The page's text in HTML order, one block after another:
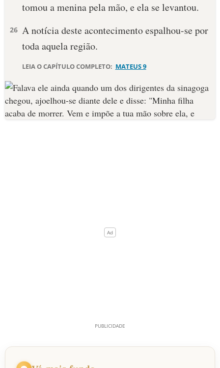
tomou a menina pela mão, e ela se levantou.
26 A notícia deste acontecimento espalhou-se por
toda aquela região.
LEIA O CAPÍTULO COMPLETO: MATEUS 9